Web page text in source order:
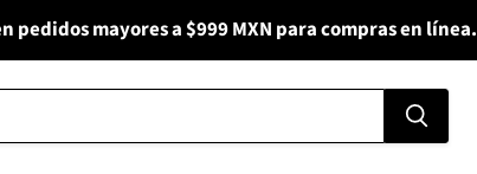
pedidos mayores a $999 MXN para compras en línea.